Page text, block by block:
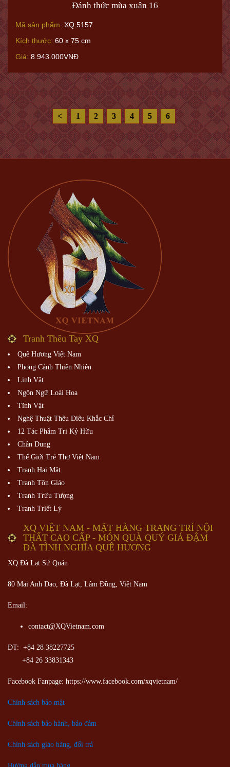
Đánh thức mùa xuân 16
Mã sản phẩm: XQ.5157
Kích thước: 60 x 75 cm
Giá: 8.943.000VNĐ
< 1 2 3 4 5 6
Tranh Thêu Tay XQ
Quê Hương Việt Nam
Phong Cảnh Thiên Nhiên
Linh Vật
Ngôn Ngữ Loài Hoa
Tĩnh Vật
Nghệ Thuật Thêu Điêu Khắc Chỉ
12 Tác Phẩm Tri Kỷ Hữu
Chân Dung
Thế Giới Trẻ Thơ Việt Nam
Tranh Hai Mặt
Tranh Tôn Giáo
Tranh Trừu Tượng
Tranh Triết Lý
XQ VIỆT NAM - MẶT HÀNG TRANG TRÍ NỘI
THẤT CAO CẤP - MÓN QUÀ QUÝ GIÁ ĐẬM
ĐÀ TÌNH NGHĨA QUÊ HƯƠNG
XQ Đà Lạt Sử Quán
80 Mai Anh Dao, Đà Lạt, Lâm Đồng, Việt Nam
Email:
contact@XQVietnam.com
ĐT: +84 28 38227725
+84 26 33831343
Facebook Fanpage: https://www.facebook.com/xqvietnam/
Chính sách bảo mật
Chính sách bảo hành, bảo đảm
Chính sách giao hàng, đổi trả